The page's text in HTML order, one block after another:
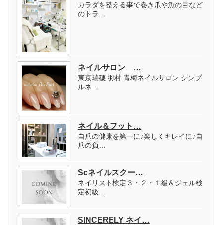
カラダを整える事で巻き爪や魚の目など
のトラ…
ネイルサロン …
東京瑞穂 羽村 青梅ネイルサロン シンプ
ルネ…
ネイル＆フット…
自爪の健康を第一に♪楽しくキレイに♪自
爪の負…
Scネイルスクー…
ネイリスト検定３・２・１級＆ジェル検
定初級…
SINCERELY ネイ…